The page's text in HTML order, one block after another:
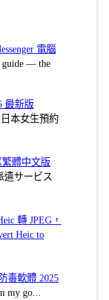
電腦
guide — the
最新版
本女生預約
體中文版
遣サービス
轉 JPEG，
Heic to
毒軟體 2025
my go...